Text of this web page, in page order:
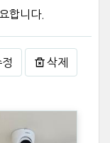
합니다.
삭제